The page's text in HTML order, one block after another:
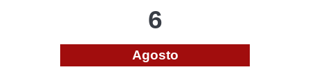
6
Agosto